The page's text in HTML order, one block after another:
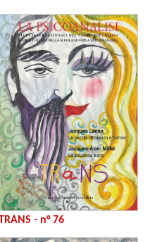
- n° 76